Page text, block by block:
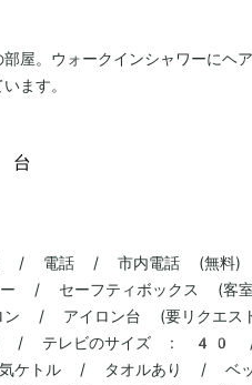
屋。ウォークインシャワーにヘ
ます。
台
/ 電話 / 市内電話 (無料) /
/ セーフティボックス (
/ アイロン台 (要リクエス
/ テレビのサイズ : 40 /
ル / タオルあり / ベッド